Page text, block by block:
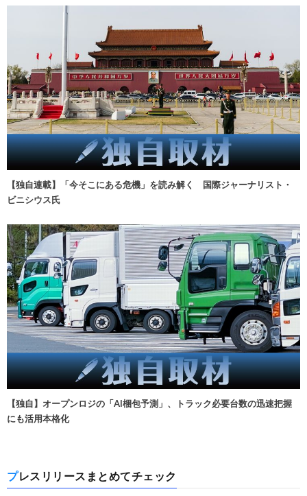
【独自連載】「今そこにある危機」を読み解く 国際ジャーナリスト・
ビニシウス氏
【独自】オープンロジの「AI梱包予測」、トラック必要台数の迅速把握
にも活用本格化
プレスリリースまとめてチェック